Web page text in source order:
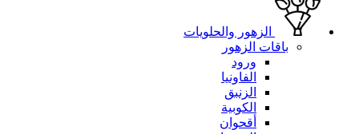
الزهور والحلويات
باقات الزهور
ورود
الفاونيا
الزنبق
الكوبية
أقحوان